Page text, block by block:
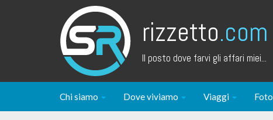
rizzetto.com
Il posto dove farvi gli affari miei...
Chi siamo Dove viviamo Viaggi Foto